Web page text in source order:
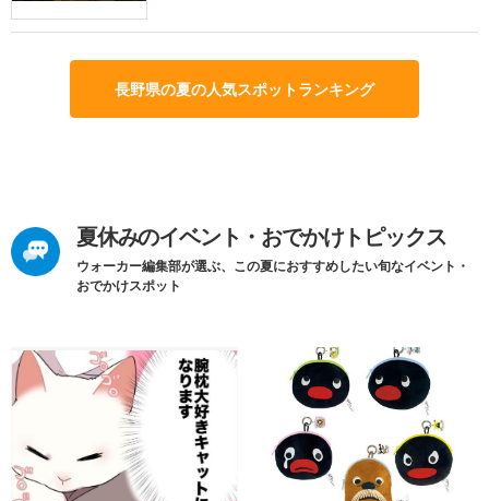
長野県の夏の人気スポットランキング
夏休みのイベント・おでかけトピックス
ウォーカー編集部が選ぶ、この夏におすすめしたい旬なイベント・
おでかけスポット